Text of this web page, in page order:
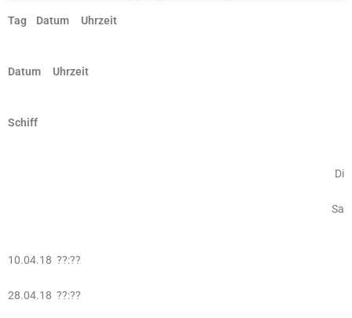
Tag Datum Uhrzeit
Datum Uhrzeit
Schiff
Di
Sa
10.04.18 ??:??
28.04.18 ??:??